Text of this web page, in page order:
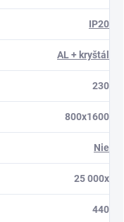
IP20
AL + kryštál
230
800x1600
Nie
25 000x
440